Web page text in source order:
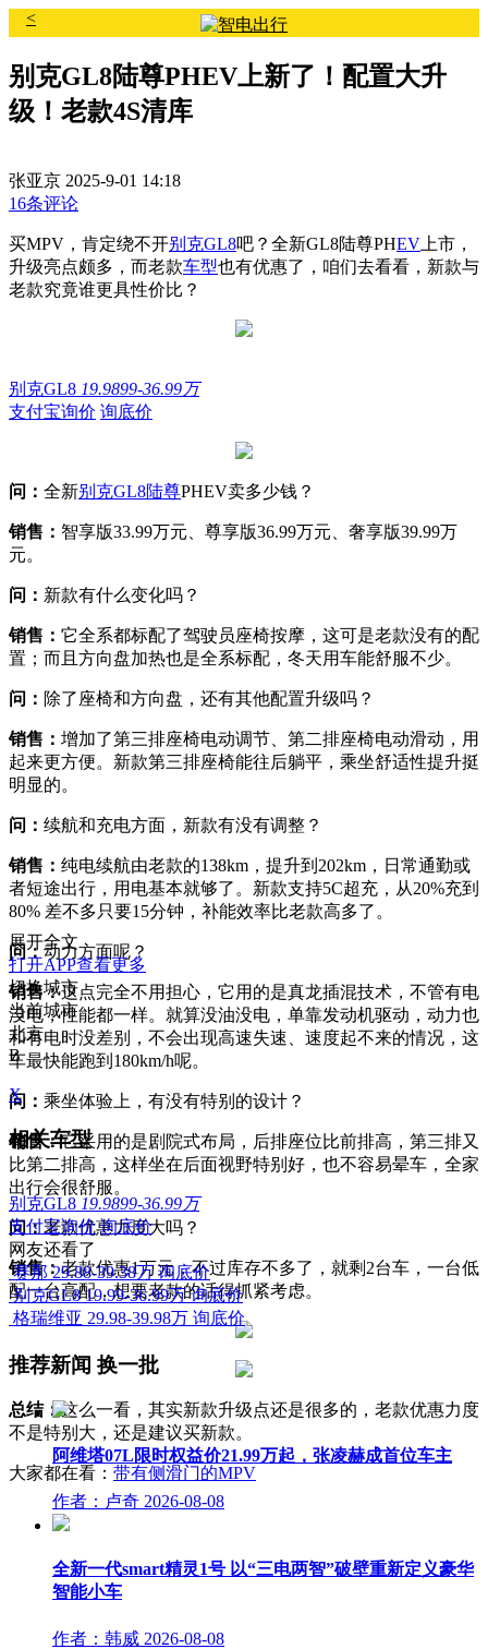
<
别克GL8陆尊PHEV上新了！配置大升
级！老款4S清库
张亚京 2025-9-01 14:18
16条评论
买MPV，肯定绕不开别克GL8吧？全新GL8陆尊PHEV 上市，
升级亮点颇多，而老款车型也有优惠了，咱们去看看，新款与
老款究竟谁更具性价比？
别克GL8 19.9899-36.99万
支付宝询价 询底价
问： 全新别克GL8陆尊PHEV卖多少钱？​
销售： 智享版33.99万元、尊享版36.99万元、奢享版39.99万
元。​
问： 新款有什么变化吗？​
销售： 它全系都标配了驾驶员座椅按摩，这可是老款没有的配
置；而且方向盘加热也是全系标配，冬天用车能舒服不少。​
问： 除了座椅和方向盘，还有其他配置升级吗？​
销售： 增加了第三排座椅电动调节、第二排座椅电动滑动，用
起来更方便。新款第三排座椅能往后躺平，乘坐舒适性提升挺
明显的。​
问： 续航和充电方面，新款有没有调整？​
销售： 纯电续航由老款的138km，提升到202km，日常通勤或
者短途出行，用电基本就够了。新款支持5C超充，从20%充到
80% 差不多只要15分钟，补能效率比老款高多了。​
问： 动力方面呢？​
销售：这点完全不用担心，它用的是真龙插混技术，不管有电
没电，性能都一样。就算没油没电，单靠发动机驱动，动力也
和有电时没差别，不会出现高速失速、速度起不来的情况，这
车最快能跑到180km/h呢。​
问： 乘坐体验上，有没有特别的设计？​
销售：它采用的是剧院式布局，后排座位比前排高，第三排又
比第二排高，这样坐在后面视野特别好，也不容易晕车，全家
出行会很舒服。​
问：老款优惠力度大吗？​
销售：老款优惠1万元，不过库存不多了，就剩2台车，一台低
配一台高配，想要老款的话得抓紧考虑。​
总结：这么一看，其实新款升级点还是很多的，老款优惠力度
不是特别大，还是建议买新款。
大家都在看： 带有侧滑门的MPV
展开全文
打开APP查看更多
切换城市
当前城市
北京
B
X
相关车型
别克GL8 19.9899-36.99万
支付宝询价 询底价
网友还看了
赛那 29.88-39.38万 询底价
别克GL8 19.99-36.99万 询底价
格瑞维亚 29.98-39.98万 询底价
推荐新闻 换一批
阿维塔07L限时权益价21.99万起，张凌赫成首位车主
作者：卢奇 2026-08-08
全新一代smart精灵1号 以“三电两智”破壁重新定义豪华
智能小车
作者：韩威 2026-08-08